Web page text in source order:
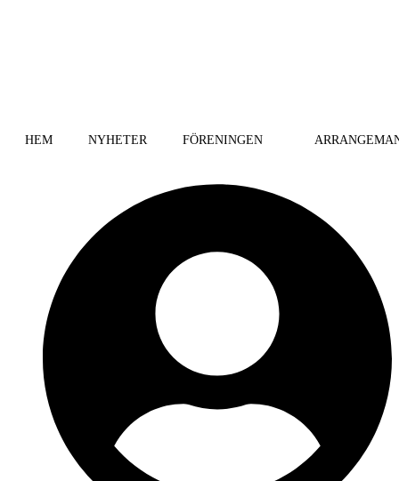
HEM NYHETER FÖRENINGEN